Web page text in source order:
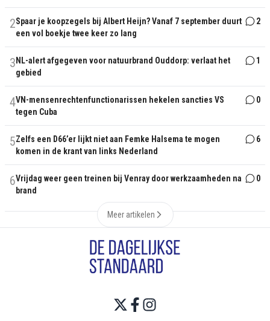
2Spaar je koopzegels bij Albert Heijn? Vanaf 7 september duurt
een vol boekje twee keer zo lang
2
3 NL-alert afgegeven voor natuurbrand Ouddorp: verlaat het
gebied
1
4VN-mensenrechtenfunctionarissen hekelen sancties VS
tegen Cuba
0
5Zelfs een D66’er lijkt niet aan Femke Halsema te mogen
komen in de krant van links Nederland
6
6Vrijdag weer geen treinen bij Venray door werkzaamheden na
brand
0
Meer artikelen